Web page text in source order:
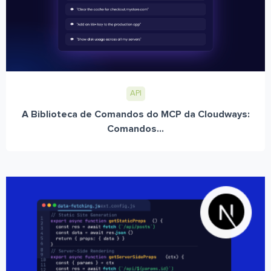
API
A Biblioteca de Comandos do MCP da Cloudways:
Comandos...